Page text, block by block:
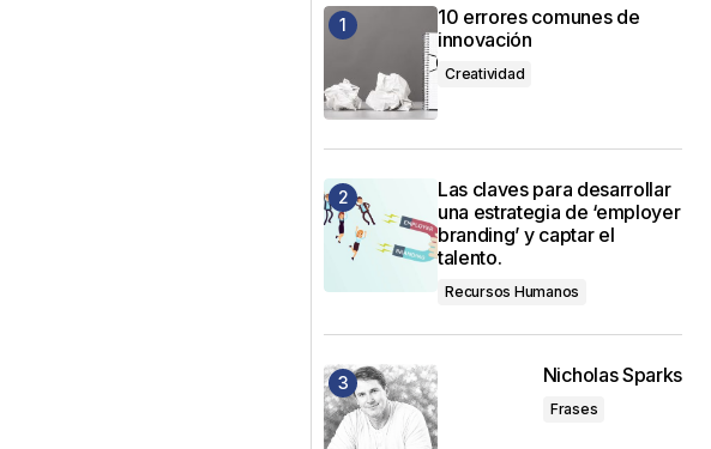
10 errores comunes de
innovación
Creatividad
Las claves para desarrollar
una estrategia de ‘employer
branding’ y captar el
talento.
Recursos Humanos
Nicholas Sparks
Frases